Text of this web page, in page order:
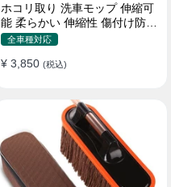
ホコリ取り 洗車モップ 伸縮可
能 柔らかい 伸縮性 傷付け防止
軽量・コンパクト
全車種対応
¥ 3,850 (税込)